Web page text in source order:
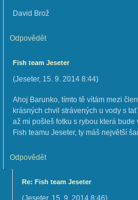
David Brož
Odpovědět
Fish team Jeseter
(Jeseter, 15. 9. 2014 8:44)
Ahoj Barunko, tímto tě vítám mezi
krásných chvil strávených u vody s
až mi pošleš fotku s rybou která
Fish teamu Jeseter, ty máš největší
Odpovědět
Re: Fish team Jeseter